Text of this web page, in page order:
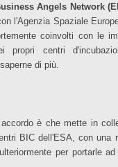
Angels Network
l'Agenzia Spaziale
coinvolti con le
propri centri
di più.
è che mette in
BIC dell'ESA, con una
per portarle